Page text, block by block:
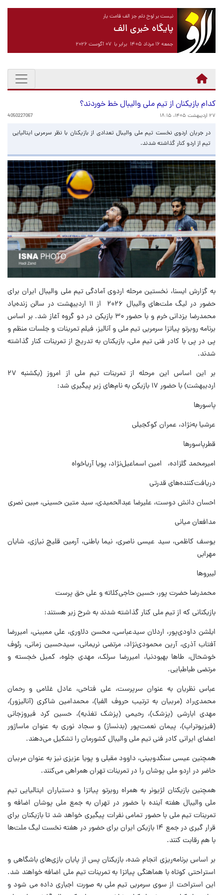
نیست بر لوح دلم جز الف قامت یار
پایگاه خبری الف
جمعه ۱۶ مرداد ۱۴۰۵ برابر با ۰۷ آگوست ۲۰۲۶
کدام بازیکنان از تیم ملی والیبال خط خوردند؟
۲۷ اردیبهشت ۱۴۰۵، ۱۸:۱۵ 4050227067
در جریان اردوی نخست تیم ملی والیبال تعدادی از بازیکنان با نظر سرمربی ایتالیایی
تیم از اردو کنار گذاشته شدند.
به گزارش ایسنا، نخستین مرحله اردوی آمادگی تیم ملی والیبال ایران برای
حضور در لیگ ملت‌های والیبال ۲۰۲۶ از ۱۱ اردیبهشت در سالن زنده‌یاد
محمدرضا یزدانی خرم و با حضور ۳۰ بازیکن در دو گروه آغاز شد. بر اساس
برنامه روبرتو پیاتزا سرمربی تیم ملی و آنالیز، فیلم تمرینات و جلسات منظم و
پی در پی با کادر فنی تیم ملی، بازیکنان به تدریج از تمرینات کنار گذاشته
شدند.
بر این اساس این مرحله از تمرینات تیم ملی از امروز (یکشنبه ۲۷
اردیبهشت) با حضور ۱۷ بازیکن به نام‌های زیر پیگیری شد:
پاسورها
عرشیا به‌نژاد، عمران کوکجیلی
قطرپاسورها
امیرمحمد گلزاده، امین اسماعیل‌نژاد، پویا آریاخواه
دریافت‌کننده‌های قدرتی
احسان دانش دوست، علیرضا عبدالحمیدی، سید متین حسینی، مبین نصری
مدافعان میانی
یوسف کاظمی، سید عیسی ناصری، نیما باطنی، آرمین قلیچ نیازی، شایان
مهرابی
لیبروها
محمدرضا حضرت پور، حسین حاجی‌کلاته و علی حق پرست
بازیکنانی که از تیم ملی کنار گذاشته شدند به شرح زیر هستند:
ایلشن داودی‌پور، اردلان سیدعباسی، محسن دلاوری، علی ممبینی، امیررضا
آفتاب آذری، آرین محمودی‌نژاد، مرتضی نریمانی، سیدحسین زمانی، رئوف
خوشحال، طاها بهبودنیا، امیررضا سرلک، مهدی جلوه، کمیل خجسته و
مرتضی طباطبایی.
عباس نظریان به عنوان سرپرست، علی فتاحی، عادل غلامی و رحمان
محمدی‌راد (مربیان به ترتیب حروف الفبا)، محمدامین شاکری (آنالیزور)،
مهدی ابارشی (پزشک)، رحیمی (پزشک تغذیه)، حسین کرد فیروزجانی
(فیزیوتراپ)، پیمان نعمت‌پور (بدنساز) و سجاد نوری به عنوان ماساژور
اعضای ایرانی کادر فنی تیم ملی والیبال کشورمان را تشکیل می‌دهند.
همچنین عیسی سنگدوبینی، داوود مقبلی و پویا عزیزی نیز به عنوان مربیان
حاضر در اردو ملی پوشان را در تمرینات تهران همراهی می‌کنند.
همچنین بازیکنان لژیونر به همراه روبرتو پیاتزا و دستیاران ایتالیایی تیم
ملی والیبال هفته آینده با حضور در تهران به جمع ملی پوشان اضافه و
تمرینات تیم ملی با حضور تمامی نفرات پیگیری خواهد شد تا بازیکنان برای
قرار گیری در جمع ۱۴ بازیکن ایران برای حضور در هفته نخست لیگ ملت‌ها
با هم رقابت کنند.
بر اساس برنامه‌ریزی انجام شده، بازیکنان پس از پایان بازی‌های باشگاهی و
استراحتی کوتاه با هماهنگی پیاتزا به تمرینات تیم ملی اضافه خواهند شد.
این استراحت از سوی سرمربی تیم ملی به صورت اجباری داده می شود و